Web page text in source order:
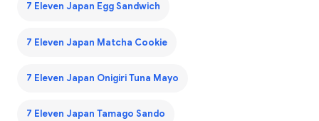
7 Eleven Japan Egg Sandwich
7 Eleven Japan Matcha Cookie
7 Eleven Japan Onigiri Tuna Mayo
7 Eleven Japan Tamago Sando